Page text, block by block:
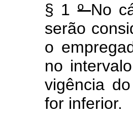
§ 1ºNo
serão
o
no
vigência
for inferior.